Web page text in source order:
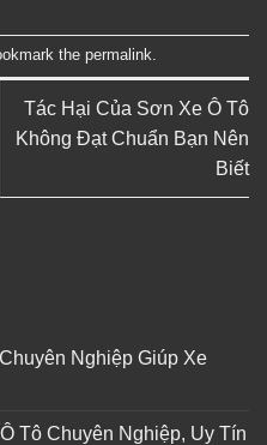
the permalink.
Tác Hại Của Sơn Xe Ô Tô
Không Đạt Chuẩn Bạn Nên
Biết
Nghiệp Giúp Xe
Tô Chuyên Nghiệp, Uy Tín